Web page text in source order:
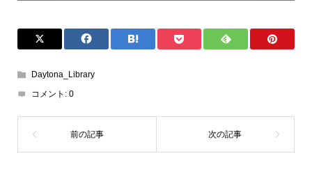
Daytona_Library
コメント: 0